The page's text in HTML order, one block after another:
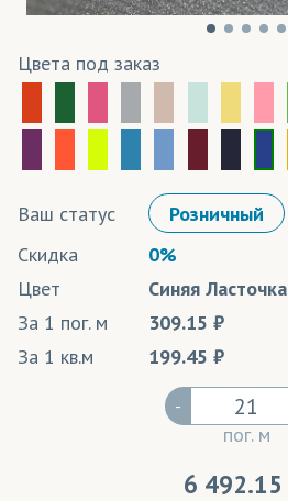
Цвета под заказ
Ваш статус
Розничный
Скидка
0%
Цвет
Синяя Ласточка
За 1 пог. м
309.15
За 1 кв.м
199.45
-
пог. м
6 492.15